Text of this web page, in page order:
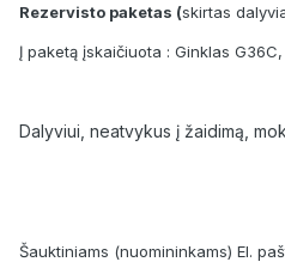
Rezervisto paketas (skirtas
Į paketą įskaičiuota : Ginklas
Dalyviui, neatvykus į žaidimą,
Šauktiniams (nuomininkams) El.